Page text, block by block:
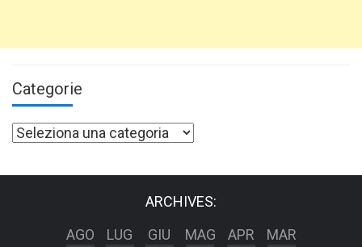
Categorie
Categorie
ARCHIVES:
AGO
LUG GIU MAG APR MAR